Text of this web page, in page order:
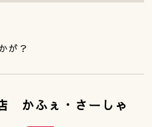
が？
かふぇ・さーしゃ